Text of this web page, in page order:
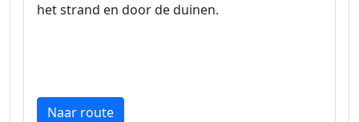
het strand en door de duinen.
Naar route